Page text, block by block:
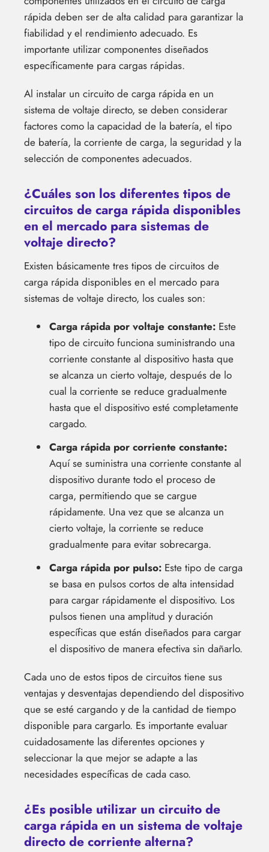
rápida deben ser de alta calidad para garantizar la
fiabilidad y el rendimiento adecuado. Es
importante utilizar componentes diseñados
específicamente para cargas rápidas.
Al instalar un circuito de carga rápida en un
sistema de voltaje directo, se deben considerar
factores como la capacidad de la batería, el tipo
de batería, la corriente de carga, la seguridad y la
selección de componentes adecuados.
¿Cuáles son los diferentes tipos de
circuitos de carga rápida disponibles
en el mercado para sistemas de
voltaje directo?
Existen básicamente tres tipos de circuitos de
carga rápida disponibles en el mercado para
sistemas de voltaje directo, los cuales son:
Carga rápida por voltaje constante: Este
tipo de circuito funciona suministrando una
corriente constante al dispositivo hasta que
se alcanza un cierto voltaje, después de lo
cual la corriente se reduce gradualmente
hasta que el dispositivo esté completamente
cargado.
Carga rápida por corriente constante:
Aquí se suministra una corriente constante al
dispositivo durante todo el proceso de
carga, permitiendo que se cargue
rápidamente. Una vez que se alcanza un
cierto voltaje, la corriente se reduce
gradualmente para evitar sobrecarga.
Carga rápida por pulso: Este tipo de carga
se basa en pulsos cortos de alta intensidad
para cargar rápidamente el dispositivo. Los
pulsos tienen una amplitud y duración
específicas que están diseñados para cargar
el dispositivo de manera efectiva sin dañarlo.
Cada uno de estos tipos de circuitos tiene sus
ventajas y desventajas dependiendo del dispositivo
que se esté cargando y de la cantidad de tiempo
disponible para cargarlo. Es importante evaluar
cuidadosamente las diferentes opciones y
seleccionar la que mejor se adapte a las
necesidades específicas de cada caso.
¿Es posible utilizar un circuito de
carga rápida en un sistema de voltaje
directo de corriente alterna?